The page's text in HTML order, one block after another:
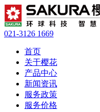
021-3126 1669
首页
关于樱花
产品中心
新闻资讯
服务政策
服务价格